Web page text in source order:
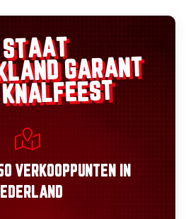
GARANT
VERKOOPPUNTEN
IN